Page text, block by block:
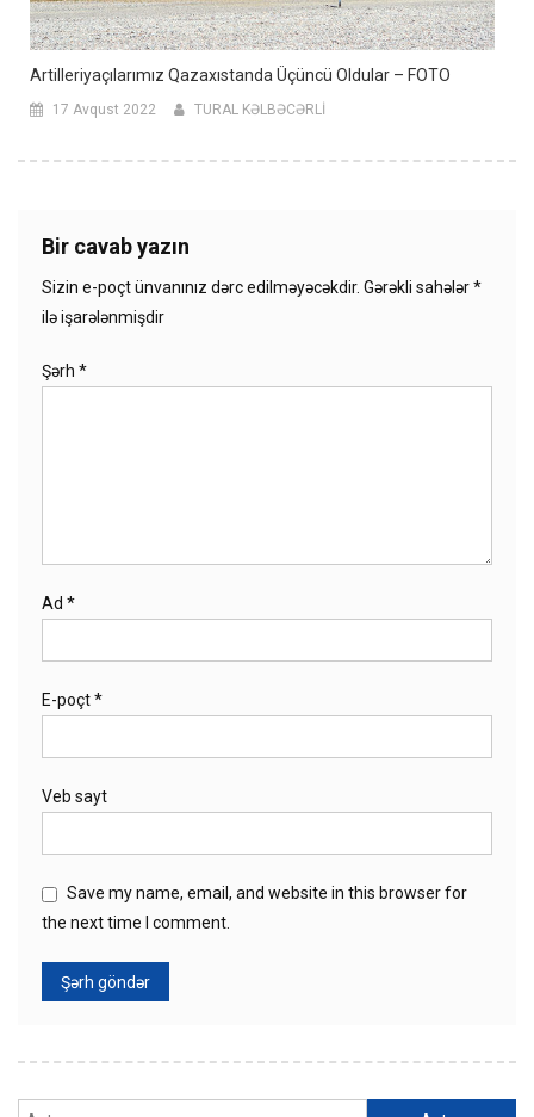
Artilleriyaçılarımız Qazaxıstanda Üçüncü Oldular – FOTO
17 Avqust 2022 TURAL KƏLBƏCƏRLİ
Bir cavab yazın
Sizin e-poçt ünvanınız dərc edilməyəcəkdir. Gərəkli sahələr*
ilə işarələnmişdir
Şərh *
Ad *
E-poçt*
Veb sayt
Save my name, email, and website in this browser for
the next time I comment.